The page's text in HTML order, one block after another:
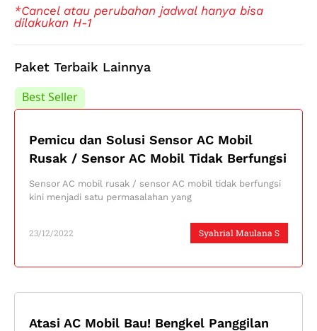
*Cancel atau perubahan jadwal hanya bisa
dilakukan H-1
Paket Terbaik Lainnya
Best Seller
Pemicu dan Solusi Sensor AC Mobil
Rusak / Sensor AC Mobil Tidak Berfungsi
Syahrial Maulana S
23/12/2022
Sensor AC mobil rusak / sensor AC mobil tidak berfungsi
kini menjadi satu permasalahan yang
Best Seller
Atasi AC Mobil Bau! Bengkel Panggilan